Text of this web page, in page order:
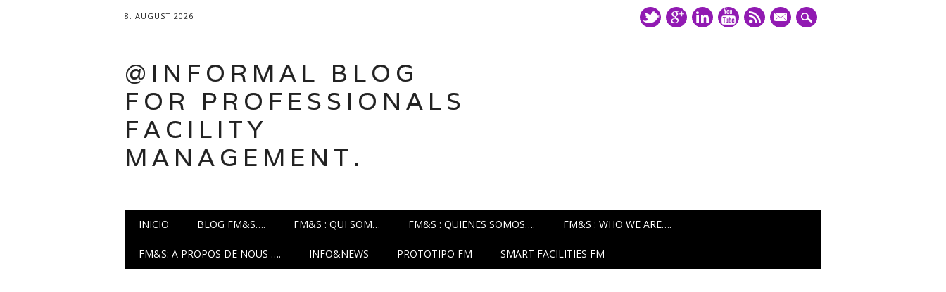
8. AUGUST 2026
mail
@INFORMAL BLOG
FOR PROFESSIONALS
FACILITY
MANAGEMENT.
Main menu
INICIO BLOG FM&S…. FM&S : QUI SOM… FM&S : QUIENES SOMOS…. FM&S : WHO WE ARE….
FM&S: A PROPOS DE NOUS …. INFO&NEWS PROTOTIPO FM SMART FACILITIES FM